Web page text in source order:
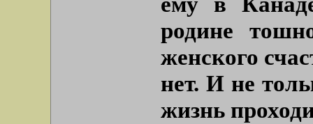
родине
женского
нет. И не
жизнь